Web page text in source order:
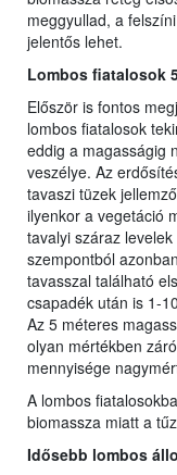
meggyullad, a
jelentős lehet.
Lombos fiatalosok
Először is fontos
lombos fiatalosok
eddig a magasságig
veszélye. Az
tavaszi tüzek
ilyenkor a vegetáció
tavalyi száraz
szempontból
tavasszal található
csapadék után is 1-
Az 5 méteres
olyan mértékben
mennyisége
A lombos
biomassza miatt a
Idősebb lombos